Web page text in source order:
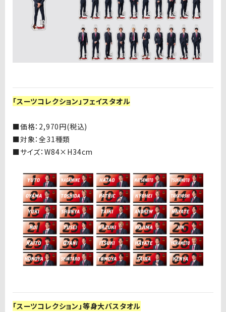
「スーツコレクション」フェイスタオル
■価格： 2,970円(税込)
■対象：全31種類
■サイズ：W84×H34cm
「スーツコレクション」等身大バスタオル